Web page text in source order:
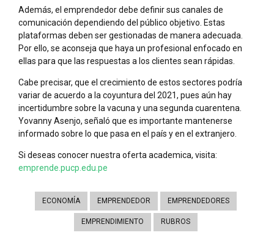
Además, el emprendedor debe definir sus canales de
comunicación dependiendo del público objetivo. Estas
plataformas deben ser gestionadas de manera adecuada.
Por ello, se aconseja que haya un profesional enfocado en
ellas para que las respuestas a los clientes sean rápidas.
Cabe precisar, que el crecimiento de estos sectores podría
variar de acuerdo a la coyuntura del 2021, pues aún hay
incertidumbre sobre la vacuna y una segunda cuarentena.
Yovanny Asenjo, señaló que es importante mantenerse
informado sobre lo que pasa en el país y en el extranjero.
Si deseas conocer nuestra oferta academica, visita:
emprende.pucp.edu.pe
ECONOMÍA EMPRENDEDOR EMPRENDEDORES
EMPRENDIMIENTO RUBROS